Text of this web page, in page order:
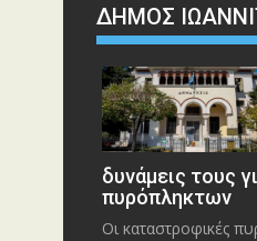
ΔΗΜΟΣ
δυνάμεις τους
πυρόπληκτων
Οι καταστροφικές